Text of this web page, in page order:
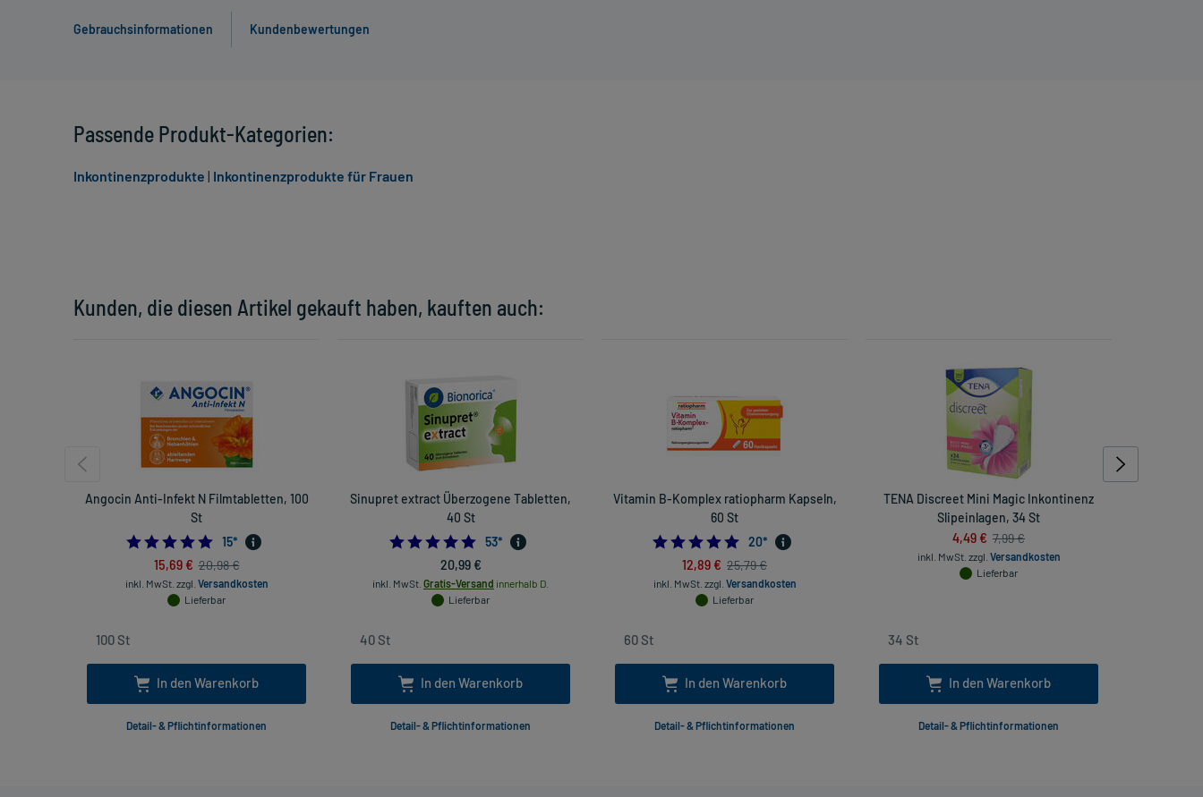
Gebrauchsinformationen Kundenbewertungen
Kunden, die diesen Artikel gekauft haben, kauften auch:
Angocin Anti-Infekt N Filmtabletten, 100
St
5.0
15*
15,69 € 20,98 €
inkl. MwSt. zzgl. Versandkosten
Lieferbar
In den Warenkorb
Detail- & Pflichtinformationen
Sinupret extract Überzogene Tabletten,
40 St
4.943396226415095
53*
20,99 €
inkl. MwSt. Gratis-Versand innerhalb D.
Lieferbar
In den Warenkorb
Detail- & Pflichtinformationen
Vitamin B-Komplex ratiopharm Kapseln,
60 St
5.0
20*
12,89 € 25,79 €
inkl. MwSt. zzgl. Versandkosten
Lieferbar
In den Warenkorb
Detail- & Pflichtinformationen
TENA Discreet Mini Magic Inkontinenz
Slipeinlagen, 34 St
4,49 € 7,99 €
inkl. MwSt. zzgl. Versandkosten
Lieferbar
In den Warenkorb
Detail- & Pflichtinformationen
Passende Produkt-Kategorien:
Inkontinenzprodukte | Inkontinenzprodukte für Frauen